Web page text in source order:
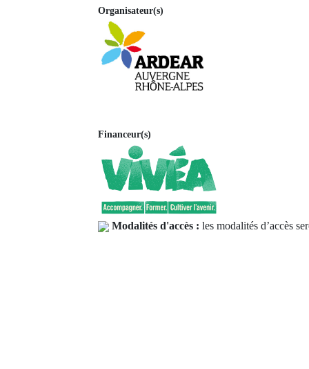
Organisateur(s)
Financeur(s)
Modalités d'accès : les modalités d’accès